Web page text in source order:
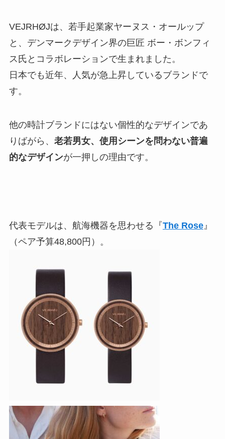
VEJRHØJは、若手起業家ヤーヌス・オールップ
と、デンマークデザイン界の巨匠 ボー・ボンフィ
ス氏とコラボレーションで生まれました。
日本でも近年、人気が急上昇しているブランドで
す。
他の時計ブランドにはない個性的なデザインであ
りばがら、 老若男女、使用シーンを問わない普遍
的なデザインが一押しの理由です。
代表モデルは、航海機器を思わせる『The Rose』
（ペア予算48,800円）。